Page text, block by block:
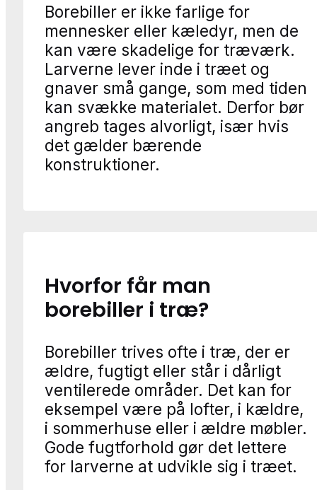
Borebiller er ikke farlige for
mennesker eller kæledyr, men de
kan være skadelige for træværk.
Larverne lever inde i træet og
gnaver små gange, som med tiden
kan svække materialet. Derfor bør
angreb tages alvorligt, især hvis
det gælder bærende
konstruktioner.
Hvorfor får man
borebiller i træ?
Borebiller trives ofte i træ, der er
ældre, fugtigt eller står i dårligt
ventilerede områder. Det kan for
eksempel være på lofter, i kældre,
i sommerhuse eller i ældre møbler.
Gode fugtforhold gør det lettere
for larverne at udvikle sig i træet.